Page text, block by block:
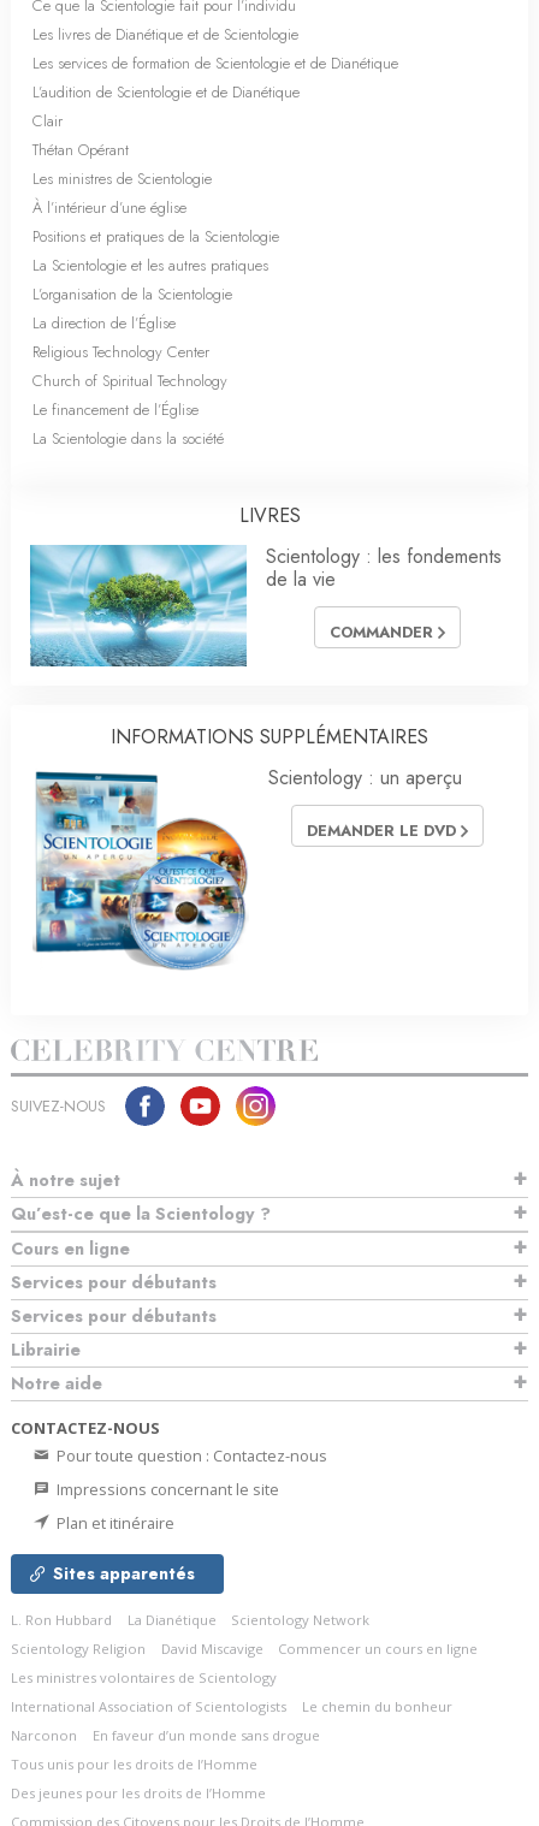
Ce que la Scientologie fait pour l’individu
Les livres de Dianétique et de Scientologie
Les services de formation de Scientologie et de Dianétique
L’audition de Scientologie et de Dianétique
Clair
Thétan Opérant
Les ministres de Scientologie
À l’intérieur d’une église
Positions et pratiques de la Scientologie
La Scientologie et les autres pratiques
L’organisation de la Scientologie
La direction de l’Église
Religious Technology Center
Church of Spiritual Technology
Le financement de l’Église
La Scientologie dans la société
LIVRES
Scientology : les fondements
de la vie
COMMANDER
INFORMATIONS SUPPLÉMENTAIRES
Scientology : un aperçu
DEMANDER LE DVD
SUIVEZ-NOUS
À notre sujet
Qu’est-ce que la Scientology ?
Cours en ligne
Services pour débutants
Services pour débutants
Librairie
Notre aide
CONTACTEZ-NOUS
Pour toute question : Contactez-nous
Impressions concernant le site
Plan et itinéraire
Sites apparentés
L. Ron Hubbard La Dianétique
Scientology Network
Scientology Religion
David Miscavige
Commencer un cours en ligne
Les ministres volontaires de Scientology
International Association of Scientologists
Le chemin du bonheur
Narconon
En faveur d’un monde sans drogue
Tous unis pour les droits de l’Homme
Des jeunes pour les droits de l’Homme
Commission des Citoyens pour les Droits de l’Homme